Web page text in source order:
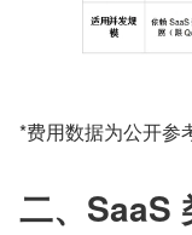
*费用数据为公开参
二、SaaS